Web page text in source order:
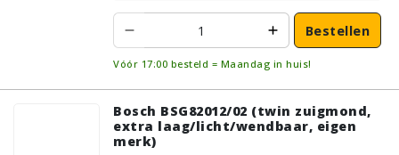
Bestellen
Vóór 17:00 besteld = Maandag in huis!
Bosch BSG82012/02 (twin zuigmond,
extra laag/licht/wendbaar, eigen
merk)